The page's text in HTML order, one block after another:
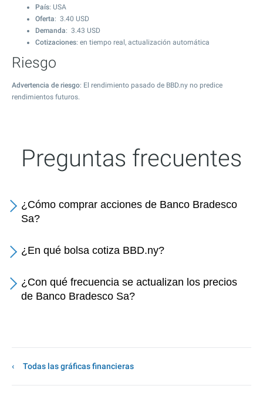
País: USA
Oferta: 3.40 USD
Demanda: 3.43 USD
Cotizaciones: en tiempo real, actualización automática
Riesgo
Advertencia de riesgo: El rendimiento pasado de BBD.ny no predice
rendimientos futuros.
Preguntas frecuentes
¿Cómo comprar acciones de Banco Bradesco
Sa?
¿En qué bolsa cotiza BBD.ny?
¿Con qué frecuencia se actualizan los precios
de Banco Bradesco Sa?
Todas las gráficas financieras